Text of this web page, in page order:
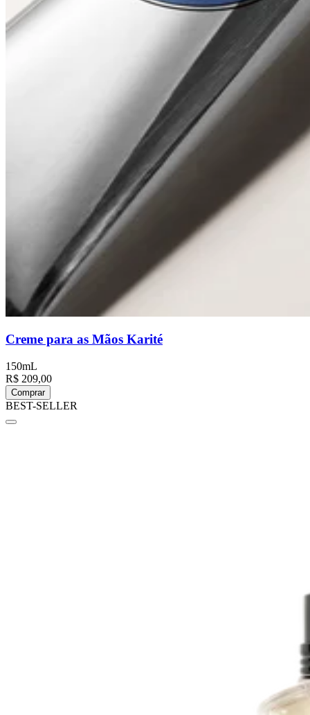
Creme para as Mãos Karité
150mL
R$ 209,00
Comprar
BEST-SELLER